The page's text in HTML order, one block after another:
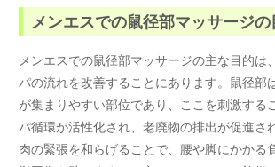
メンエスでの鼠径部マッサージ
メンエスでの鼠径部マッサージの主な目的は
パの流れを改善することにあります。鼠径部
が集まりやすい部位であり、ここを刺激する
パ循環が活性化され、老廃物の排出が促進さ
肉の緊張を和らげることで、腰や脚にかかる